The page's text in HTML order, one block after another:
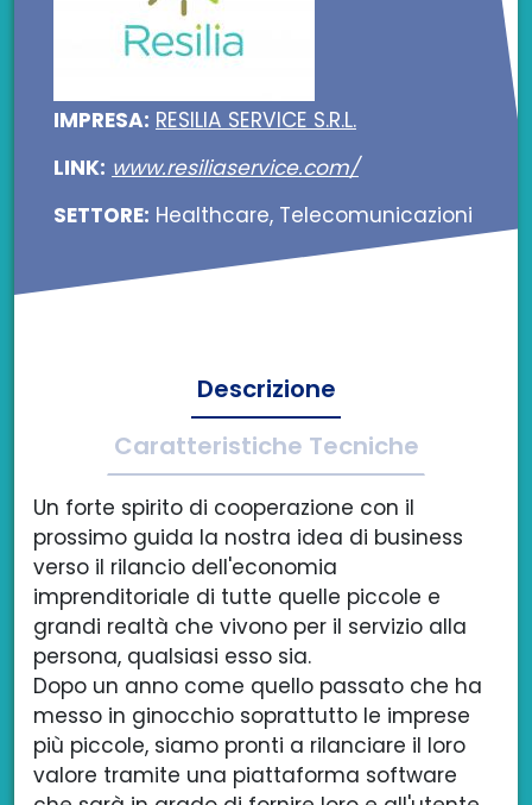
IMPRESA: RESILIA SERVICE S.R.L.
LINK: www.resiliaservice.com/
SETTORE: Healthcare, Telecomunicazioni
Descrizione
Caratteristiche Tecniche
Un forte spirito di cooperazione con il
prossimo guida la nostra idea di business
verso il rilancio dell'economia
imprenditoriale di tutte quelle piccole e
grandi realtà che vivono per il servizio alla
persona, qualsiasi esso sia.
Dopo un anno come quello passato che ha
messo in ginocchio soprattutto le imprese
più piccole, siamo pronti a rilanciare il loro
valore tramite una piattaforma software